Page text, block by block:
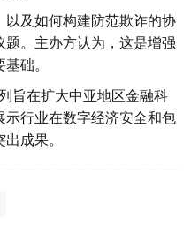
及如何构建防范欺诈的协
。主办方认为，这是增强
础。
旨在扩大中亚地区金融科
行业在数字经济安全和包
成果。